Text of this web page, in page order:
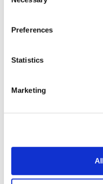
Preferences
Statistics
Marketing